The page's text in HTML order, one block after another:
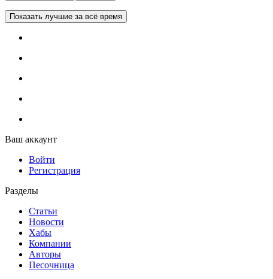
Показать лучшие за всё время
Ваш аккаунт
Войти
Регистрация
Разделы
Статьи
Новости
Хабы
Компании
Авторы
Песочница